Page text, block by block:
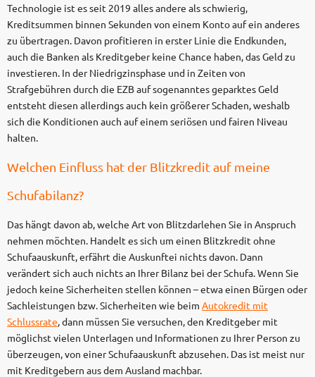
Technologie ist es seit 2019 alles andere als schwierig,
Kreditsummen binnen Sekunden von einem Konto auf ein anderes
zu übertragen. Davon profitieren in erster Linie die Endkunden,
auch die Banken als Kreditgeber keine Chance haben, das Geld zu
investieren. In der Niedrigzinsphase und in Zeiten von
Strafgebühren durch die EZB auf sogenanntes geparktes Geld
entsteht diesen allerdings auch kein größerer Schaden, weshalb
sich die Konditionen auch auf einem seriösen und fairen Niveau
halten.
Welchen Einfluss hat der Blitzkredit auf meine
Schufabilanz?
Das hängt davon ab, welche Art von Blitzdarlehen Sie in Anspruch
nehmen möchten. Handelt es sich um einen Blitzkredit ohne
Schufaauskunft, erfährt die Auskunftei nichts davon. Dann
verändert sich auch nichts an Ihrer Bilanz bei der Schufa. Wenn Sie
jedoch keine Sicherheiten stellen können – etwa einen Bürgen oder
Sachleistungen bzw. Sicherheiten wie beim Autokredit mit
Schlussrate, dann müssen Sie versuchen, den Kreditgeber mit
möglichst vielen Unterlagen und Informationen zu Ihrer Person zu
überzeugen, von einer Schufaauskunft abzusehen. Das ist meist nur
mit Kreditgebern aus dem Ausland machbar.